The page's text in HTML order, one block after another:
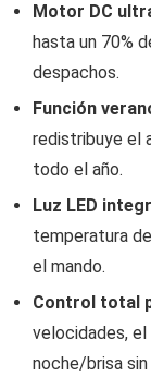
Motor DC
hasta un 70%
despachos.
Función
redistribuye el
todo el año.
Luz LED
temperatura
el mando.
Control total
velocidades, el
noche/brisa